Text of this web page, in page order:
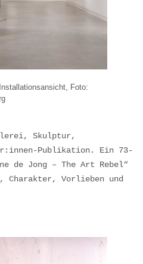
Foto:
Skulptur,
Publikation. Ein 73-
de Jong – The Art Rebel“
Charakter, Vorlieben und